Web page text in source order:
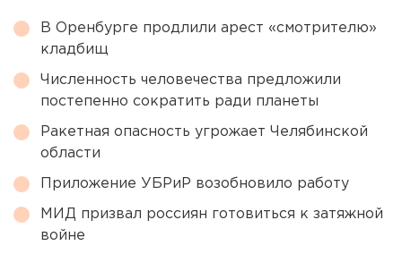
В Оренбурге продлили арест «смотрителю»
кладбищ
Численность человечества предложили
постепенно сократить ради планеты
Ракетная опасность угрожает Челябинской
области
Приложение УБРиР возобновило работу
МИД призвал россиян готовиться к затяжной
войне